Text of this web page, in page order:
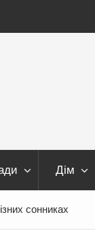
Дім
сонниках